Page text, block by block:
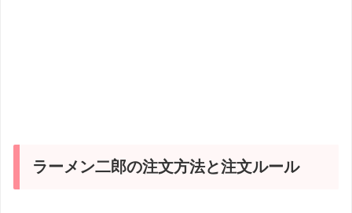
ラーメン二郎の注文方法と注文ルール